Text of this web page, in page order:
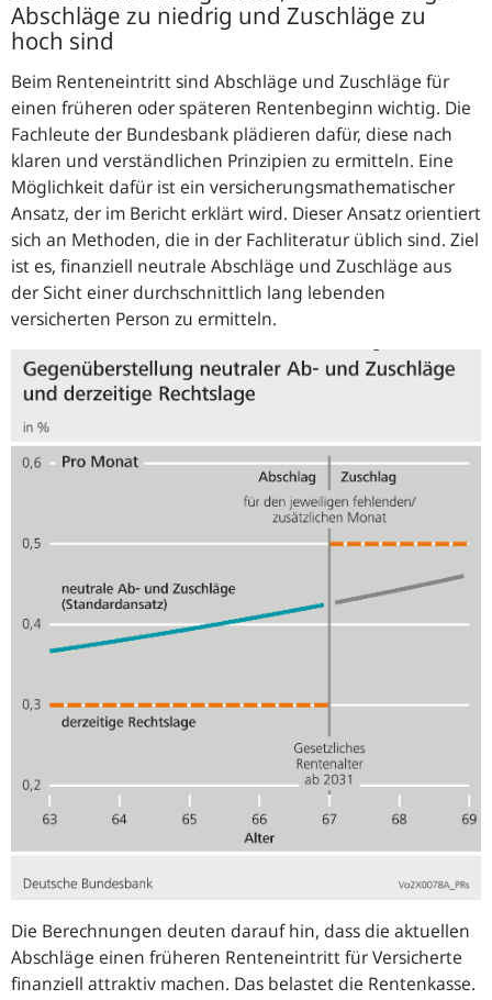
Abschläge zu niedrig und Zuschläge zu
hoch sind
Beim Renteneintritt sind Abschläge und Zuschläge für
einen früheren oder späteren Rentenbeginn wichtig. Die
Fachleute der Bundesbank plädieren dafür, diese nach
klaren und verständlichen Prinzipien zu ermitteln. Eine
Möglichkeit dafür ist ein versicherungsmathematischer
Ansatz, der im Bericht erklärt wird. Dieser Ansatz orientiert
sich an Methoden, die in der Fachliteratur üblich sind. Ziel
ist es, finanziell neutrale Abschläge und Zuschläge aus
der Sicht einer durchschnittlich lang lebenden
versicherten Person zu ermitteln.
Die Berechnungen deuten darauf hin, dass die aktuellen
Abschläge einen früheren Renteneintritt für Versicherte
finanziell attraktiv machen. Das belastet die Rentenkasse.